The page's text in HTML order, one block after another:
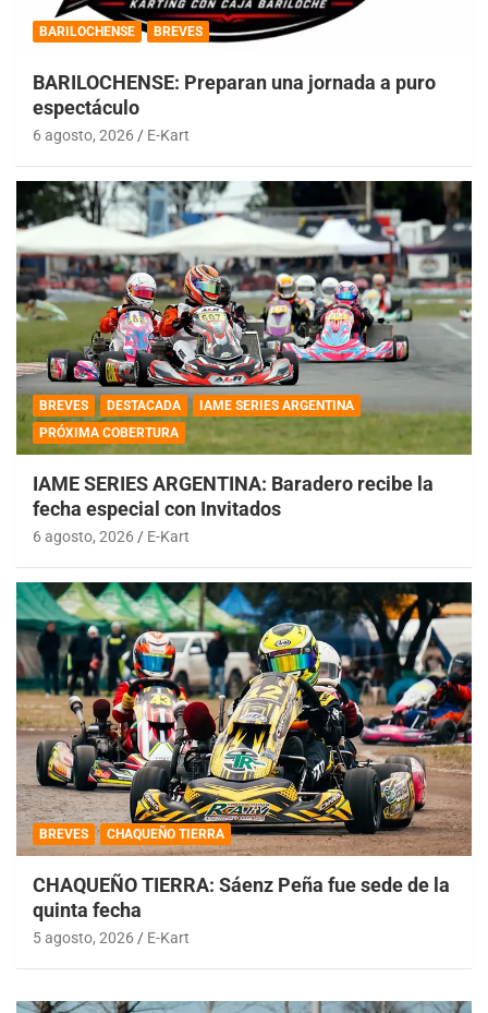
BARILOCHENSE BREVES
BARILOCHENSE: Preparan una jornada a puro
espectáculo
6 agosto, 2026 E-Kart
BREVES DESTACADA
IAME SERIES ARGENTINA
PRÓXIMA COBERTURA
IAME SERIES ARGENTINA: Baradero recibe la
fecha especial con Invitados
6 agosto, 2026 E-Kart
BREVES CHAQUEÑO TIERRA
CHAQUEÑO TIERRA: Sáenz Peña fue sede de la
quinta fecha
5 agosto, 2026 E-Kart